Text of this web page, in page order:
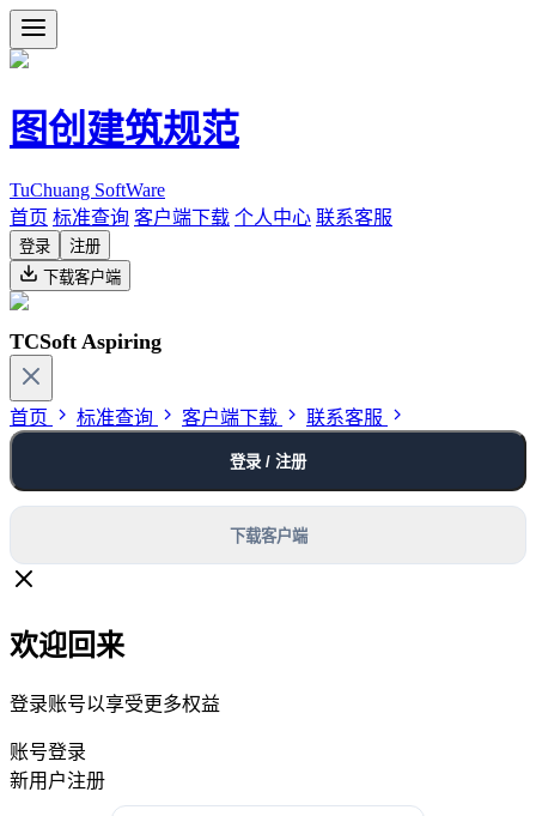
图创建筑规范
TuChuang SoftWare
首页 标准查询 客户端下载 个人中心 联系客服
登录
注册
下载客户端
TCSoft Aspiring
首页 标准查询 客户端下载 联系客服
登录 / 注册
下载客户端
欢迎回来
登录账号以享受更多权益
账号登录
新用户注册